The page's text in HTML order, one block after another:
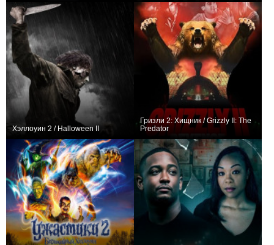
Хэллоуин 2 / Halloween II
Гризли 2: Хищник / Grizzly II: The
Predator